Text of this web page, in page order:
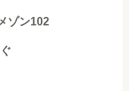
ゾン102